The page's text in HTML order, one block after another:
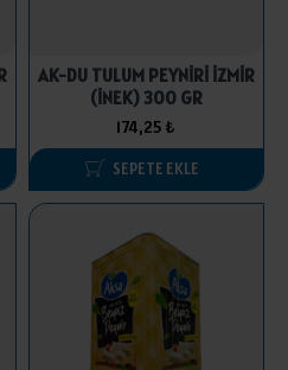
AK-DU TULUM PEYNİRİ İZMİR
(İNEK) 300 GR
174,25 ₺
SEPETE EKLE